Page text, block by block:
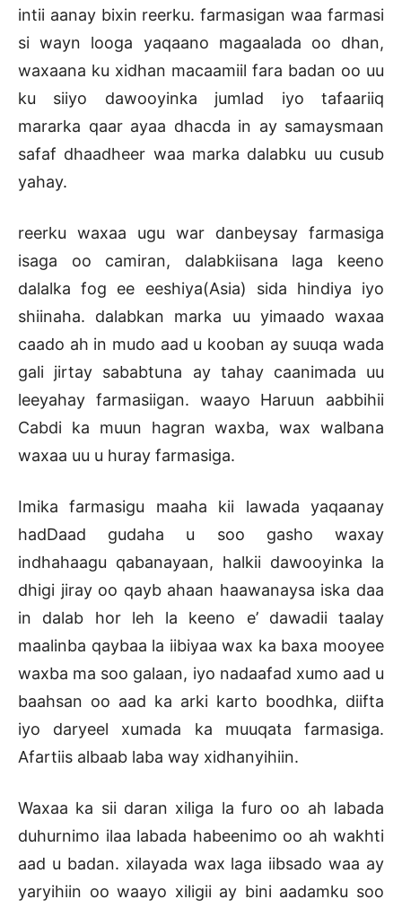
intii aanay bixin reerku. farmasigan waa farmasi
si wayn looga yaqaano magaalada oo dhan,
waxaana ku xidhan macaamiil fara badan oo uu
ku siiyo dawooyinka jumlad iyo tafaariiq
mararka qaar ayaa dhacda in ay samaysmaan
safaf dhaadheer waa marka dalabku uu cusub
yahay.
reerku waxaa ugu war danbeysay farmasiga
isaga oo camiran, dalabkiisana laga keeno
dalalka fog ee eeshiya(Asia) sida hindiya iyo
shiinaha. dalabkan marka uu yimaado waxaa
caado ah in mudo aad u kooban ay suuqa wada
gali jirtay sababtuna ay tahay caanimada uu
leeyahay farmasiigan. waayo Haruun aabbihii
Cabdi ka muun hagran waxba, wax walbana
waxaa uu u huray farmasiga.
Imika farmasigu maaha kii lawada yaqaanay
hadDaad gudaha u soo gasho waxay
indhahaagu qabanayaan, halkii dawooyinka la
dhigi jiray oo qayb ahaan haawanaysa iska daa
in dalab hor leh la keeno e’ dawadii taalay
maalinba qaybaa la iibiyaa wax ka baxa mooyee
waxba ma soo galaan, iyo nadaafad xumo aad u
baahsan oo aad ka arki karto boodhka, diifta
iyo daryeel xumada ka muuqata farmasiga.
Afartiis albaab laba way xidhanyihiin.
Waxaa ka sii daran xiliga la furo oo ah labada
duhurnimo ilaa labada habeenimo oo ah wakhti
aad u badan. xilayada wax laga iibsado waa ay
yaryihiin oo waayo xiligii ay bini aadamku soo